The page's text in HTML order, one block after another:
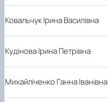
Ковальчук Ірина Василівна
Кудінова Ірина Петрівна
Михайліченко Ганна Іванівна